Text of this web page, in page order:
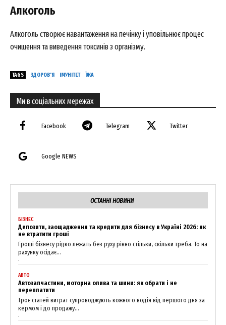
Magazine PRO
Алкоголь
Алкоголь створює навантаження на печінку і уповільнює процес
очищення та виведення токсинів з організму.
TAGS ЗДОРОВ'Я ІМУНІТЕТ ЇЖА
Ми в соціальних мережах
Facebook Telegram Twitter
Google NEWS
ОСТАННІ НОВИНИ
БІЗНЕС
Депозити, заощадження та кредити для бізнесу в Україні 2026: як
не втратити гроші
Гроші бізнесу рідко лежать без руху рівно стільки, скільки треба. То на
рахунку осідає...
АВТО
Автозапчастини, моторна олива та шини: як обрати і не
переплатити
Троє статей витрат супроводжують кожного водія від першого дня за
кермом і до продажу...